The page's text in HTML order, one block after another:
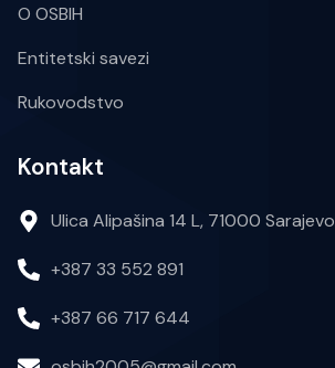
O OSBIH
Entitetski savezi
Rukovodstvo
Kontakt
Ulica Alipašina 14 L, 71000 Sarajevo
+387 33 552 891
+387 66 717 644